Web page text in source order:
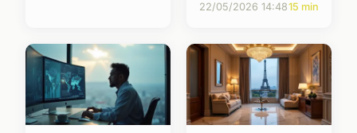
22/05/2026 14:4815 min